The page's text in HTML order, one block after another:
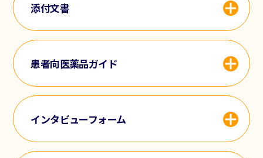
添付文書
患者向医薬品ガイド
インタビューフォーム